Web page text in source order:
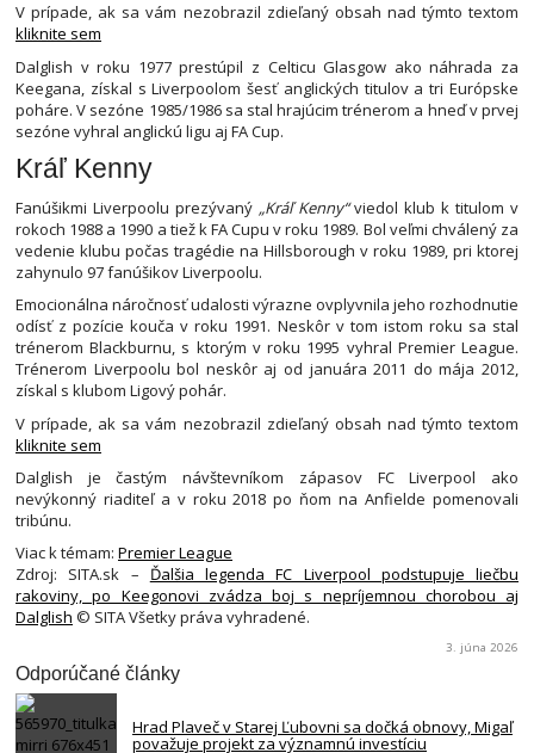
V prípade, ak sa vám nezobrazil zdieľaný obsah nad týmto textom
kliknite sem
Dalglish v roku 1977 prestúpil z Celticu Glasgow ako náhrada za
Keegana, získal s Liverpoolom šesť anglických titulov a tri Európske
poháre. V sezóne 1985/1986 sa stal hrajúcim trénerom a hneď v prvej
sezóne vyhral anglickú ligu aj FA Cup.
Kráľ Kenny
Fanúšikmi Liverpoolu prezývaný „Kráľ Kenny“viedol klub k titulom v
rokoch 1988 a 1990 a tiež k FA Cupu v roku 1989. Bol veľmi chválený za
vedenie klubu počas tragédie na Hillsborough v roku 1989, pri ktorej
zahynulo 97 fanúšikov Liverpoolu.
Emocionálna náročnosť udalosti výrazne ovplyvnila jeho rozhodnutie
odísť z pozície kouča v roku 1991. Neskôr v tom istom roku sa stal
trénerom Blackburnu, s ktorým v roku 1995 vyhral Premier League.
Trénerom Liverpoolu bol neskôr aj od januára 2011 do mája 2012,
získal s klubom Ligový pohár.
V prípade, ak sa vám nezobrazil zdieľaný obsah nad týmto textom
kliknite sem
Dalglish je častým návštevníkom zápasov FC Liverpool ako
nevýkonný riaditeľ a v roku 2018 po ňom na Anfielde pomenovali
tribúnu.
Viac k témam: Premier League
Zdroj: SITA.sk – Ďalšia legenda FC Liverpool podstupuje liečbu
rakoviny, po Keegonovi zvádza boj s nepríjemnou chorobou aj
Dalglish © SITA Všetky práva vyhradené.
3. júna 2026
Odporúčané články
Hrad Plaveč v Starej Ľubovni sa dočká obnovy, Migaľ
považuje projekt za významnú investíciu